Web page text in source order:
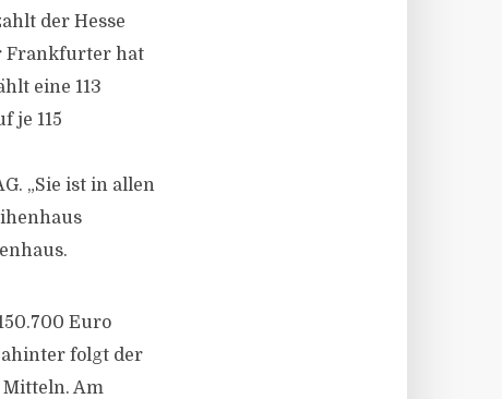
der Hesse
Frankfurter hat
eine 113
je 115
„Sie ist in allen
Euro
folgt der
Mitteln. Am